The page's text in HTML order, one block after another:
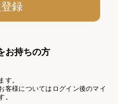
お持ちの方
す。
客様についてはログイン後のマイ
。